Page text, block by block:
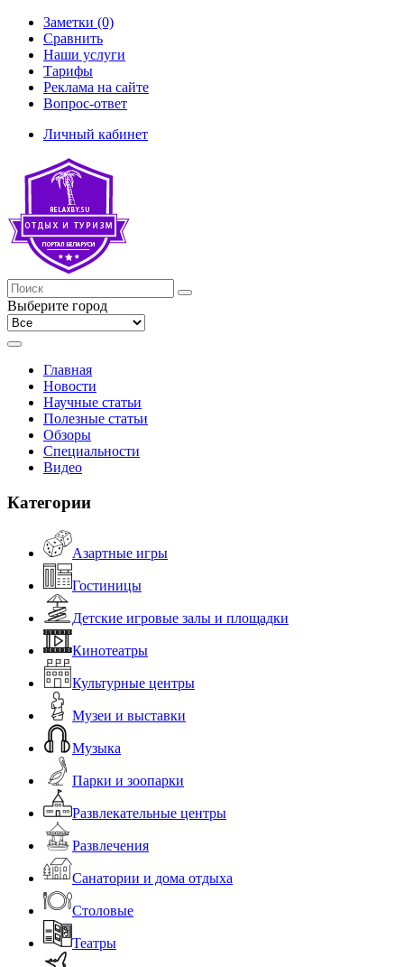
Заметки (0)
Сравнить
Наши услуги
Тарифы
Реклама на сайте
Вопрос-ответ
Личный кабинет
Выберите город
Главная
Новости
Научные статьи
Полезные статьи
Обзоры
Специальности
Видео
Категории
Азартные игры
Гостиницы
Детские игровые залы и площадки
Кинотеатры
Культурные центры
Музеи и выставки
Музыка
Парки и зоопарки
Развлекательные центры
Развлечения
Санатории и дома отдыха
Столовые
Театры